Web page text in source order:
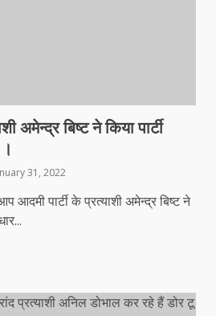
अमेन्द्र बिष्ट ने किया पार्टी
31, 2022
आदमी पार्टी के प्रत्याशी अमेन्द्र बिष्ट ने